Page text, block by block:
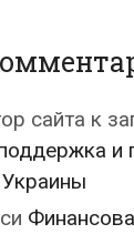
сайта к
и